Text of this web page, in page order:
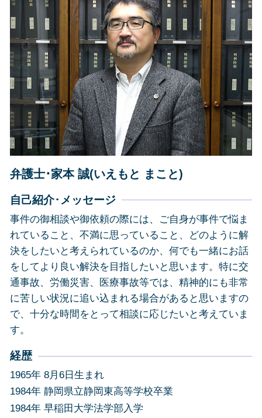
自己破産 弁護士 おすすめ
賃貸借契約 解除 正当事由
離婚 強い 弁護士
悪徳商法 送りつけ
労働問題 相談
賃貸借契約 貸主からの解約
労働問題 弁護士
債務整理 静岡市
企業法務 静岡県
その他の法律問題 静岡県
債務整理 焼津市
債務整理 藤枝市
その他の法律問題 藤枝市
相続 静岡県
債務整理 静岡県
その他の法律問題 島田市
交通事故 焼津市
その他の法律問題 静岡市
弁護士･家本 誠(いえもと まこと)
自己紹介･メッセージ
事件の御相談や御依頼の際には、ご自身が事件で悩ま
れていること、不満に思っていること、どのように解
決をしたいと考えられているのか、何でも一緒にお話
をしてより良い解決を目指したいと思います。特に交
通事故、労働災害、医療事故等では、精神的にも非常
に苦しい状況に追い込まれる場合があると思いますの
で、十分な時間をとって相談に応じたいと考えていま
す。
経歴
1965年 8月6日生まれ
1984年 静岡県立静岡東高等学校卒業
1984年 早稲田大学法学部入学